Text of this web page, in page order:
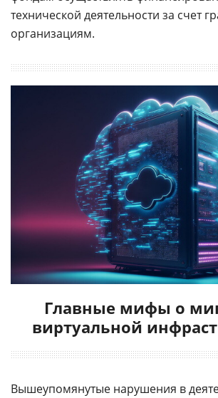
технической деятельности за счет
организациям.
Главные мифы о
виртуальной
Вышеупомянутые нарушения в